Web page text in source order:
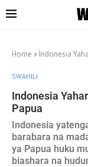
Home » Indonesia
SWAHILI
Indonesia
Papua
Indonesia
barabara na
ya Papua huku
biashara na